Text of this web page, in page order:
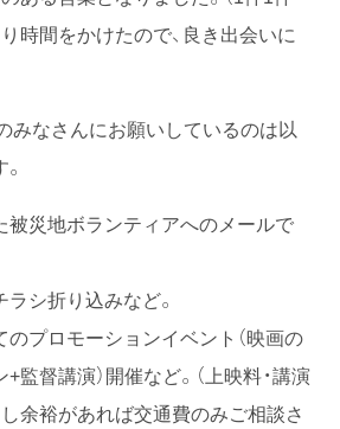
時間をかけたので、良き出会いに
みなさんにお願いしているのは以
災地ボランティアへのメールで
シ折り込みなど。
プロモーションイベント（映画の
監督講演）開催など。（上映料・講演
余裕があれば交通費のみご相談さ